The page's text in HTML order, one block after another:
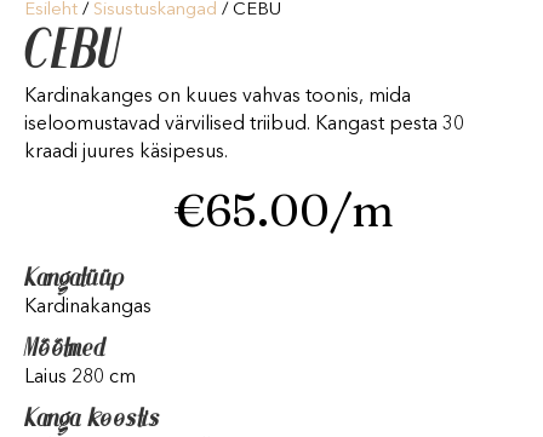
Esileht / Sisustuskangad / CEBU
CEBU
Kardinakanges on kuues vahvas toonis, mida
iseloomustavad värvilised triibud. Kangast pesta 30
kraadi juures käsipesus.
€65.00/m
Kangatüüp
Kardinakangas
Mõõtmed
Laius 280 cm
Kanga koostis